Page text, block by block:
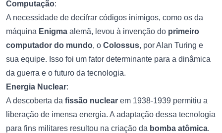
Computação:
A necessidade de decifrar códigos inimigos, como os da
máquina Enigma alemã, levou à invenção do primeiro
computador do mundo, o Colossus, por Alan Turing e
sua equipe. Isso foi um fator determinante para a dinâmica
da guerra e o futuro da tecnologia.
Energia Nuclear:
A descoberta da fissão nuclear em 1938-1939 permitiu a
liberação de imensa energia. A adaptação dessa tecnologia
para fins militares resultou na criação da bomba atômica.